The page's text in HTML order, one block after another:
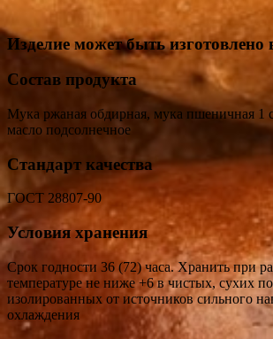
Изделие может быть изготовлено
Состав продукта
Мука ржаная обдирная, мука пшеничная 1
масло подсолнечное
Стандарт качества
ГОСТ 28807-90
Условия хранения
Срок годности 36 (72) часа. Хранить при
температуре не ниже +6 в чистых, сухих
изолированных от источников сильного
охлаждения